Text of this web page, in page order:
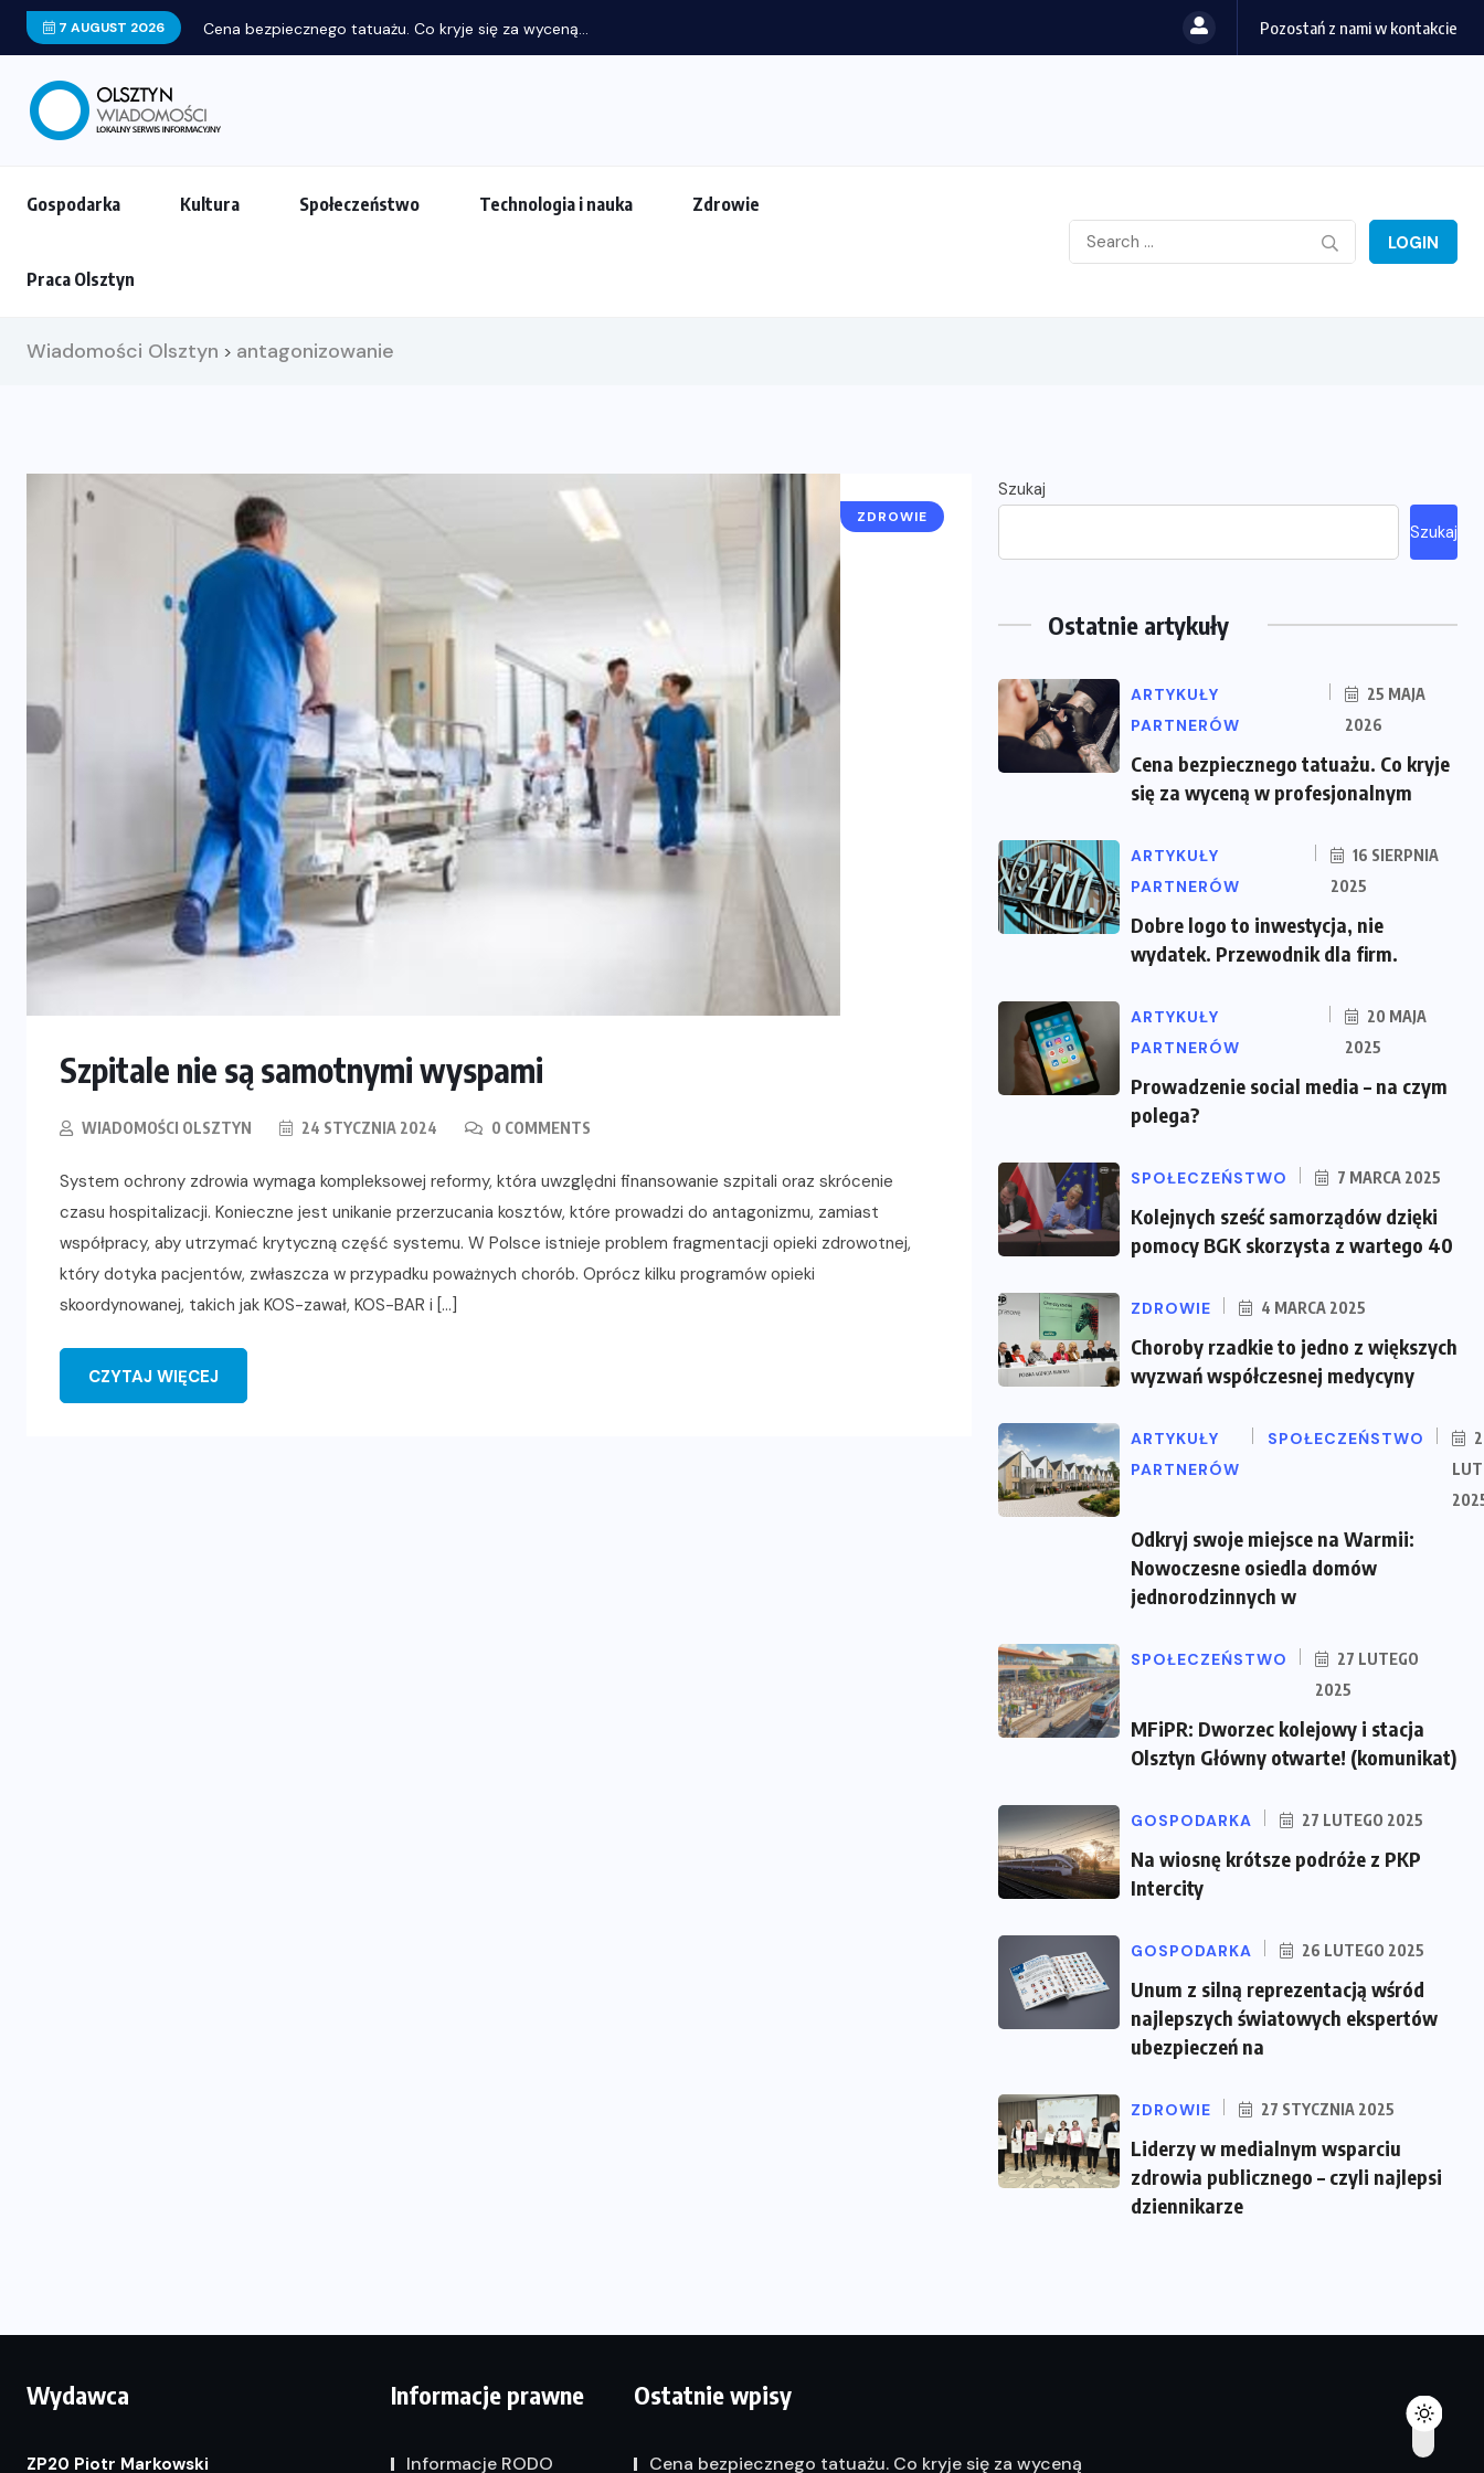
7 AUGUST 2026 Pozostań z nami w kontakcie
Gospodarka Kultura Społeczeństwo Technologia i nauka Zdrowie
Praca Olsztyn
LOGIN
Wiadomości Olsztyn > antagonizowanie
ZDROWIE
Szpitale nie są samotnymi wyspami
WIADOMOŚCI OLSZTYN 24 STYCZNIA 2024 0 COMMENTS
System ochrony zdrowia wymaga kompleksowej reformy, która uwzględni finansowanie szpitali oraz skrócenie
czasu hospitalizacji. Konieczne jest unikanie przerzucania kosztów, które prowadzi do antagonizmu, zamiast
współpracy, aby utrzymać krytyczną część systemu. W Polsce istnieje problem fragmentacji opieki zdrowotnej,
który dotyka pacjentów, zwłaszcza w przypadku poważnych chorób. Oprócz kilku programów opieki
skoordynowanej, takich jak KOS-zawał, KOS-BAR i […]
CZYTAJ WIĘCEJ
Szukaj
Szukaj
Ostatnie artykuły
ARTYKUŁY
PARTNERÓW
25 MAJA
2026
Cena bezpiecznego tatuażu. Co kryje
się za wyceną w profesjonalnym
ARTYKUŁY
PARTNERÓW
16 SIERPNIA
2025
Dobre logo to inwestycja, nie
wydatek. Przewodnik dla firm.
ARTYKUŁY
PARTNERÓW
20 MAJA
2025
Prowadzenie social media – na czym
polega?
SPOŁECZEŃSTWO 7 MARCA 2025
Kolejnych sześć samorządów dzięki
pomocy BGK skorzysta z wartego 40
ZDROWIE 4 MARCA 2025
Choroby rzadkie to jedno z większych
wyzwań współczesnej medycyny
ARTYKUŁY
PARTNERÓW
SPOŁECZEŃSTWO
Odkryj swoje miejsce na Warmii:
Nowoczesne osiedla domów
jednorodzinnych w
SPOŁECZEŃSTWO
27 LUTEGO
2025
MFiPR: Dworzec kolejowy i stacja
Olsztyn Główny otwarte! (komunikat)
GOSPODARKA 27 LUTEGO 2025
Na wiosnę krótsze podróże z PKP
Intercity
GOSPODARKA 26 LUTEGO 2025
Unum z silną reprezentacją wśród
najlepszych światowych ekspertów
ubezpieczeń na
ZDROWIE 27 STYCZNIA 2025
Liderzy w medialnym wsparciu
zdrowia publicznego – czyli najlepsi
dziennikarze
Wydawca
ZP20 Piotr Markowski
Informacje prawne
Informacje RODO
Ostatnie wpisy
Cena bezpiecznego tatuażu. Co kryje się za wyceną